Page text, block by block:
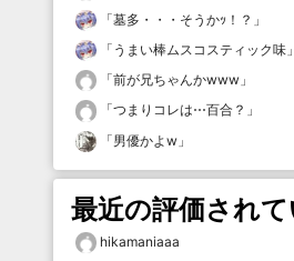
「墓多・・・そうかｯ！？ 」
「 うまい棒ムスコスティック味 」
「前が兄ちゃんかwww 」
「つまりコレは⋯百合？ 」
「男優かよw 」
最近の評価され
hikamaniaaa